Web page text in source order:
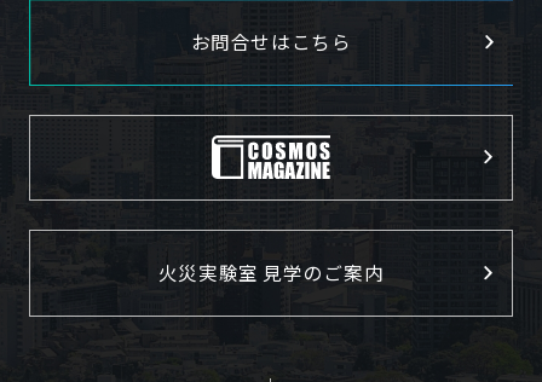
お問合せはこちら
火災実験室 見学のご案内